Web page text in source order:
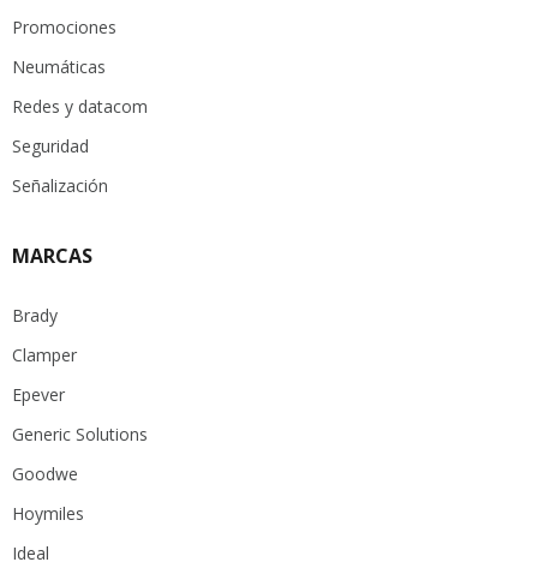
Promociones
Neumáticas
Redes y datacom
Seguridad
Señalización
MARCAS
Brady
Clamper
Epever
Generic Solutions
Goodwe
Hoymiles
Ideal